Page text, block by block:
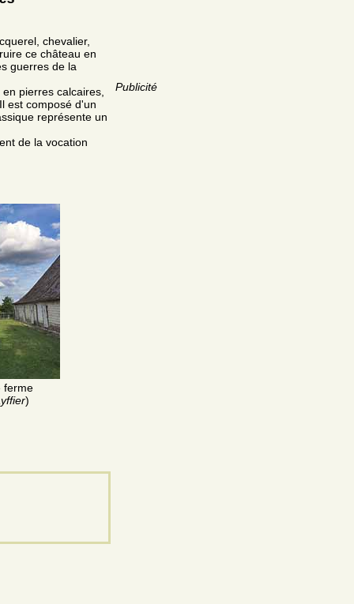
Publicité
chevalier,
ce château en
guerres de la
pierres calcaires,
est composé d'un
représente un
de la vocation
ferme
)